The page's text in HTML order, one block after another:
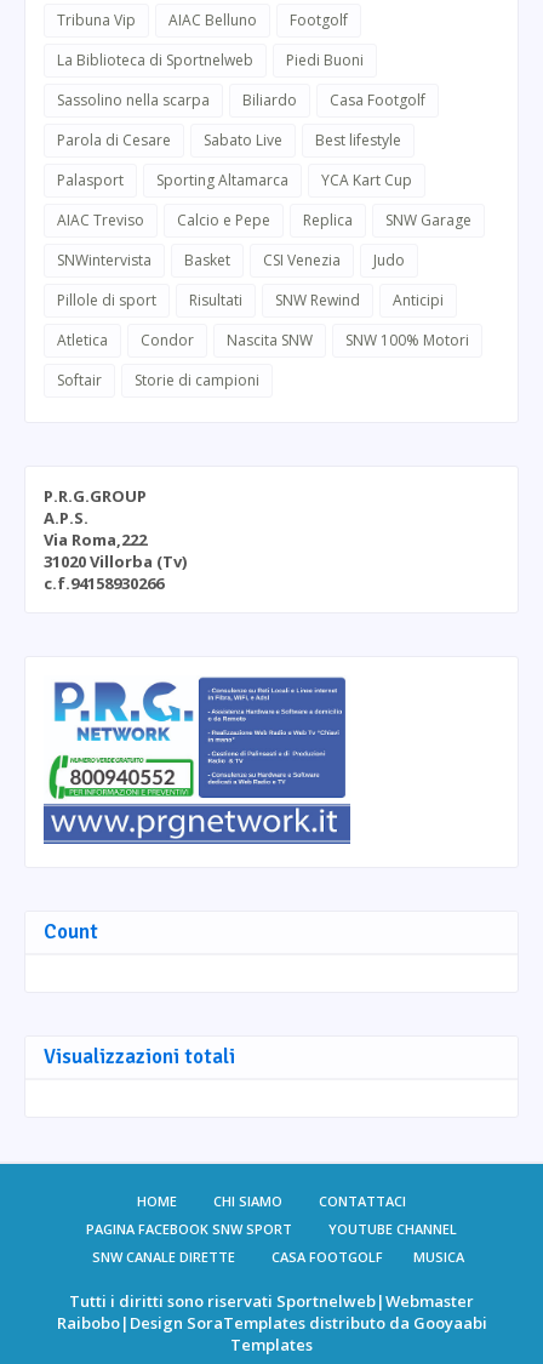
Tribuna Vip
AIAC Belluno
Footgolf
La Biblioteca di Sportnelweb
Piedi Buoni
Sassolino nella scarpa
Biliardo
Casa Footgolf
Parola di Cesare
Sabato Live
Best lifestyle
Palasport
Sporting Altamarca
YCA Kart Cup
AIAC Treviso
Calcio e Pepe Replica
SNW Garage
SNWintervista
Basket CSI Venezia
Judo
Pillole di sport
Risultati SNW Rewind
Anticipi
Atletica
Condor Nascita SNW
SNW 100% Motori
Softair
Storie di campioni
P.R.G.GROUP
A.P.S.
Via Roma,222
31020 Villorba (Tv)
c.f.94158930266
Count
Visualizzazioni totali
HOME CHI SIAMO
CONTATTACI
PAGINA FACEBOOK SNW SPORT
YOUTUBE CHANNEL
SNW CANALE DIRETTE
CASA FOOTGOLF MUSICA
Tutti i diritti sono riservati Sportnelweb|Webmaster
Raibobo|Design SoraTemplatesdistributo da Gooyaabi
Templates